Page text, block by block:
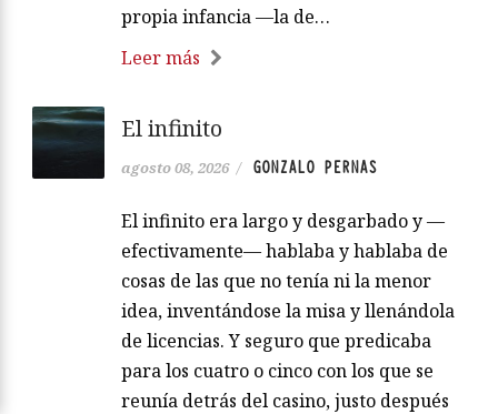
propia infancia —la de…
Leer más
El infinito
agosto 08, 2026 / GONZALO PERNAS
El infinito era largo y desgarbado y —
efectivamente— hablaba y hablaba de
cosas de las que no tenía ni la menor
idea, inventándose la misa y llenándola
de licencias. Y seguro que predicaba
para los cuatro o cinco con los que se
reunía detrás del casino, justo después